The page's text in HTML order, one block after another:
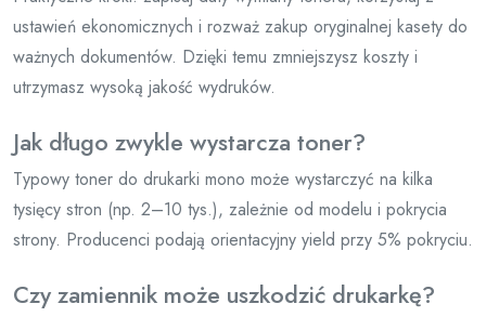
ustawień ekonomicznych i rozważ zakup oryginalnej kasety do
ważnych dokumentów. Dzięki temu zmniejszysz koszty i
utrzymasz wysoką jakość wydruków.
Jak długo zwykle wystarcza toner?
Typowy toner do drukarki mono może wystarczyć na kilka
tysięcy stron (np. 2–10 tys.), zależnie od modelu i pokrycia
strony. Producenci podają orientacyjny yield przy 5% pokryciu.
Czy zamiennik może uszkodzić drukarkę?